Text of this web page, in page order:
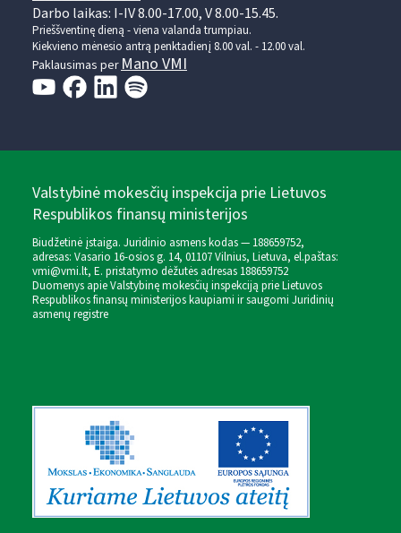
Darbo laikas: I-IV 8.00-17.00, V 8.00-15.45.
Prieššventinę dieną - viena valanda trumpiau.
Kiekvieno mėnesio antrą penktadienį 8.00 val. - 12.00 val.
Paklausimas perMano VMI
Valstybinė mokesčių inspekcija prie Lietuvos
Respublikos finansų ministerijos
Biudžetinė įstaiga. Juridinio asmens kodas — 188659752,
adresas: Vasario 16-osios g. 14, 01107 Vilnius, Lietuva, el.paštas:
vmi@vmi.lt, E. pristatymo dėžutės adresas 188659752
Duomenys apie Valstybinę mokesčių inspekciją prie Lietuvos
Respublikos finansų ministerijos kaupiami ir saugomi Juridinių
asmenų registre